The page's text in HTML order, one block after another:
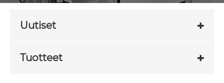
Uutiset
Tuotteet